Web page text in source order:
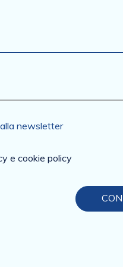
newsletter
e cookie policy